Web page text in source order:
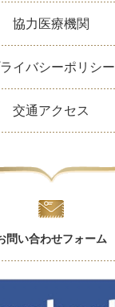
協力医療機関
イバシーポリシー
交通アクセス
問い合わせフォーム